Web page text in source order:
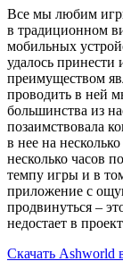
Все мы любим
в традиционном
мобильных
удалось принести
преимуществом
проводить в ней
большинства из
позаимствовала
в нее на
несколько часов
темпу игры и в
приложение с
продвинуться –
недостает в
Скачать Ashworld